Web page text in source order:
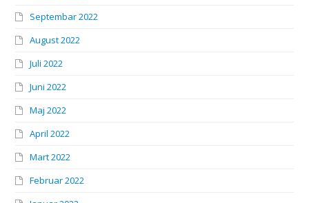
Septembar 2022
August 2022
Juli 2022
Juni 2022
Maj 2022
April 2022
Mart 2022
Februar 2022